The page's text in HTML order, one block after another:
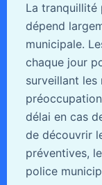
La tranquillité
dépend
municipale.
chaque jour
surveillant les
délai en cas
de découvrir
préventives,
police